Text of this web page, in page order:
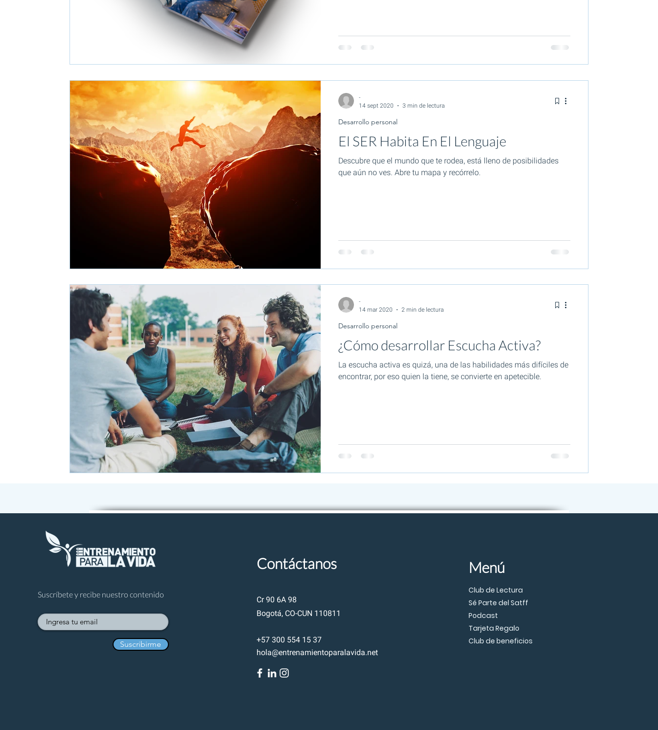
El SER Habita En El Lenguaje
Descubre que el mundo que te rodea, está lleno de posibilidades
que aún no ves. Abre tu mapa y recórrelo.
Desarrollo personal
-
14 sept 2020
3 min de lectura
¿Cómo desarrollar Escucha Activa?
La escucha activa es quizá, una de las habilidades más difíciles de
encontrar, por eso quien la tiene, se convierte en apetecible.
Desarrollo personal
-
14 mar 2020
2 min de lectura
Suscríbete y recibe nuestro contenido
Suscribirme
Contáctanos
Cr 90 6A 98
Bogotá, CO-CUN 110811
+57 300 554 15 37
hola@entrenamientoparalavida.net
Menú
Club de Lectura
Sé Parte del Satff
Podcast
Tarjeta Regalo
Club de beneficios